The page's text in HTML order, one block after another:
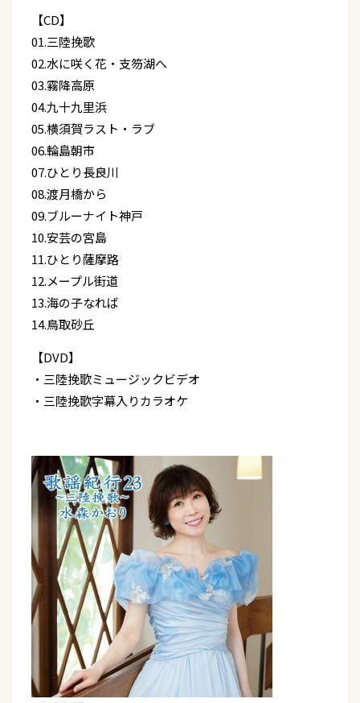
【CD】
01.三陸挽歌
02.水に咲く花・支笏湖へ
03.霧降高原
04.九十九里浜
05.横須賀ラスト・ラブ
06.輪島朝市
07.ひとり長良川
08.渡月橋から
09.ブルーナイト神戸
10.安芸の宮島
11.ひとり薩摩路
12.メープル街道
13.海の子なれば
14.鳥取砂丘
【DVD】
・三陸挽歌ミュージックビデオ
・三陸挽歌字幕入りカラオケ